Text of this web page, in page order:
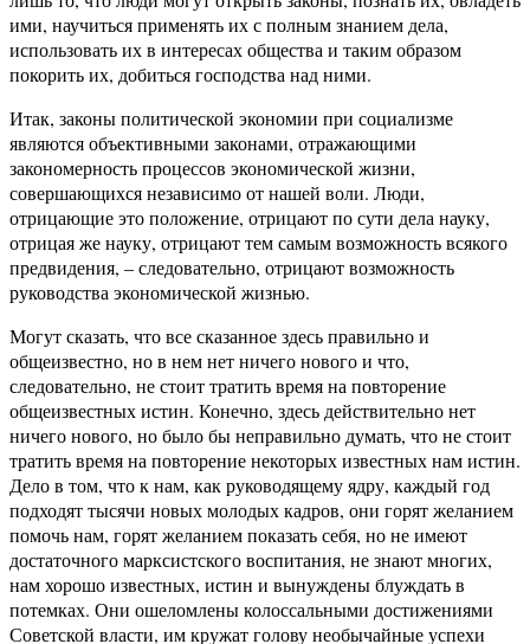
ими, научиться применять их с полным знанием дела,
использовать их в интересах общества и таким образом
покорить их, добиться господства над ними.
Итак, законы политической экономии при социализме
являются объективными законами, отражающими
закономерность процессов экономической жизни,
совершающихся независимо от нашей воли. Люди,
отрицающие это положение, отрицают по сути дела науку,
отрицая же науку, отрицают тем самым возможность всякого
предвидения, – следовательно, отрицают возможность
руководства экономической жизнью.
Могут сказать, что все сказанное здесь правильно и
общеизвестно, но в нем нет ничего нового и что,
следовательно, не стоит тратить время на повторение
общеизвестных истин. Конечно, здесь действительно нет
ничего нового, но было бы неправильно думать, что не стоит
тратить время на повторение некоторых известных нам истин.
Дело в том, что к нам, как руководящему ядру, каждый год
подходят тысячи новых молодых кадров, они горят желанием
помочь нам, горят желанием показать себя, но не имеют
достаточного марксистского воспитания, не знают многих,
нам хорошо известных, истин и вынуждены блуждать в
потемках. Они ошеломлены колоссальными достижениями
Советской власти, им кружат голову необычайные успехи